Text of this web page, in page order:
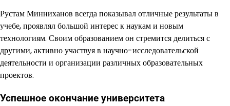
Рустам Минниханов всегда показывал отличные результаты в
учебе, проявлял большой интерес к наукам и новым
технологиям. Своим образованием он стремится делиться с
другими, активно участвуя в научно-исследовательской
деятельности и организации различных образовательных
проектов.
Успешное окончание университета